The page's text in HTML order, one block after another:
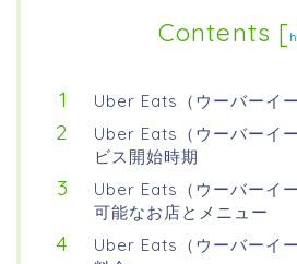
Contents [
Uber Eats（ウーバーイ
Uber Eats（ウーバーイ
ビス開始時期
Uber Eats（ウーバーイ
可能なお店とメニュー
Uber Eats（ウーバーイ